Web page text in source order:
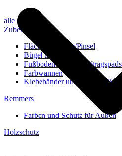
alle anzeigen
Zubehör
Flächenstreicher/Pinsel
Bügel und Rollen
Fußbodenbürsten/Auftragspads
Farbwannen
Klebebänder und Abdeckvlies
Remmers
Farben und Schutz für Außen
Holzschutz